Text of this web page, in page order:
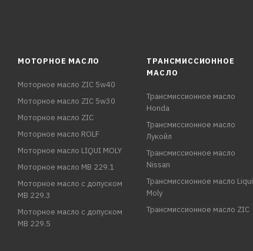
МОТОРНОЕ МАСЛО
Моторное масло ZIC 5w40
Моторное масло ZIC 5w30
Моторное масло ZIC
Моторное масло ROLF
Моторное масло LIQUI MOLY
Моторное масло MB 229.1
Моторное масло с допуском
MB 229.3
Моторное масло с допуском
MB 229.5
ТРАНСМИССИОННОЕ
МАСЛО
Трансмиссионное масло
Honda
Трансмиссионное масло
Лукойл
Трансмиссионное масло
Nissan
Трансмиссионное масло Liqui
Moly
Трансмиссионное масло ZIC